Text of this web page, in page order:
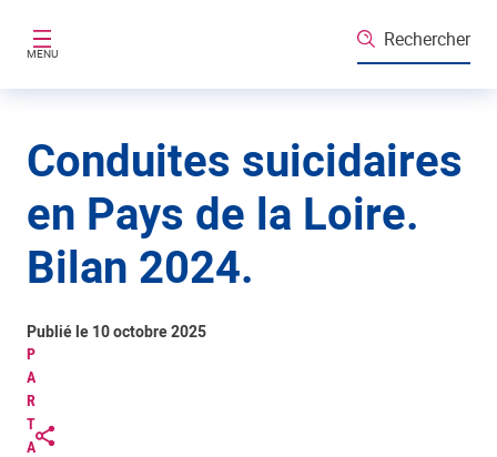
MENU
Rechercher
Conduites suicidaires
en Pays de la Loire.
Bilan 2024.
P
A
R
T
A
Publié le 10 octobre 2025